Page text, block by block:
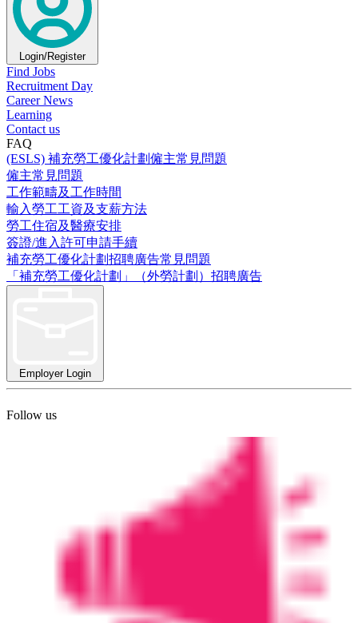
Login/Register
Find Jobs
Recruitment Day
Career News
Learning
Contact us
FAQ
(ESLS) 補充勞工優化計劃僱主常見問題
僱主常見問題
工作範疇及工作時間
輸入勞工工資及支薪方法
勞工住宿及醫療安排
簽證/進入許可申請手續
補充勞工優化計劃招聘廣告常見問題
「補充勞工優化計劃」（外勞計劃）招聘廣告
Employer Login
Follow us